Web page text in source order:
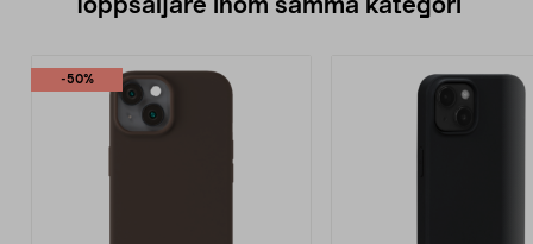
Toppsäljare inom samma kategori
-50%